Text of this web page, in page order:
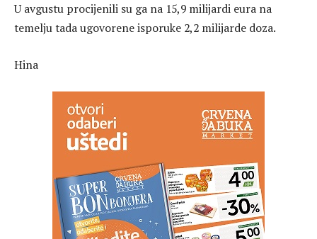
U avgustu procijenili su ga na 15,9 milijardi eura na
temelju tada ugovorene isporuke 2,2 milijarde doza.
Hina